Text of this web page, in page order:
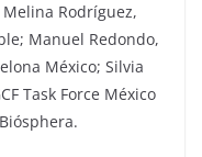
Rodríguez,
Manuel Redondo,
México; Silvia
Task Force México